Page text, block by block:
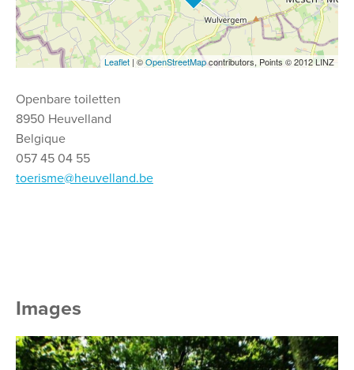
Leaflet | ©OpenStreetMapcontributors, Points © 2012 LINZ
Openbare toiletten
8950 Heuvelland
Belgique
057 45 04 55
toerisme@heuvelland.be
Images